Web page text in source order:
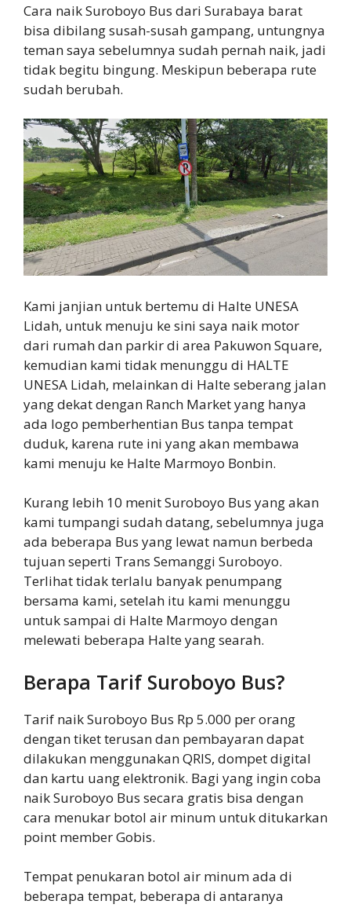
Cara naik Suroboyo Bus dari Surabaya barat
bisa dibilang susah-susah gampang, untungnya
teman saya sebelumnya sudah pernah naik, jadi
tidak begitu bingung. Meskipun beberapa rute
sudah berubah.
Kami janjian untuk bertemu di Halte UNESA
Lidah, untuk menuju ke sini saya naik motor
dari rumah dan parkir di area Pakuwon Square,
kemudian kami tidak menunggu di HALTE
UNESA Lidah, melainkan di Halte seberang jalan
yang dekat dengan Ranch Market yang hanya
ada logo pemberhentian Bus tanpa tempat
duduk, karena rute ini yang akan membawa
kami menuju ke Halte Marmoyo Bonbin.
Kurang lebih 10 menit Suroboyo Bus yang akan
kami tumpangi sudah datang, sebelumnya juga
ada beberapa Bus yang lewat namun berbeda
tujuan seperti Trans Semanggi Suroboyo.
Terlihat tidak terlalu banyak penumpang
bersama kami, setelah itu kami menunggu
untuk sampai di Halte Marmoyo dengan
melewati beberapa Halte yang searah.
Berapa Tarif Suroboyo Bus?
Tarif naik Suroboyo Bus Rp 5.000 per orang
dengan tiket terusan dan pembayaran dapat
dilakukan menggunakan QRIS, dompet digital
dan kartu uang elektronik. Bagi yang ingin coba
naik Suroboyo Bus secara gratis bisa dengan
cara menukar botol air minum untuk ditukarkan
point member Gobis.
Tempat penukaran botol air minum ada di
beberapa tempat, beberapa di antaranya